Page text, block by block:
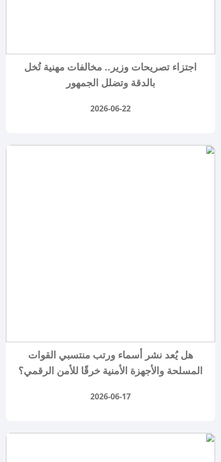
اجتزاء تصريحات وزير.. مخالفات مهنية تُخل
بالدقة وتضلل الجمهور
2026-06-22
هل يُعد نشر أسماء ورتب منتسبي القوات
المسلحة والأجهزة الأمنية خرقًا للأمن الرقمي؟
2026-06-17